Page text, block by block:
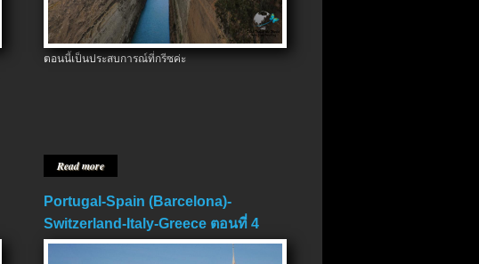
ตอนนี้เป็นประสบการณ์ที่กรีซค่ะ
Read more
Portugal-Spain (Barcelona)-
Switzerland-Italy-Greece ตอนที่ 4